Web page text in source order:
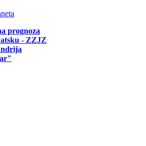
prognoza
- ZZJZ